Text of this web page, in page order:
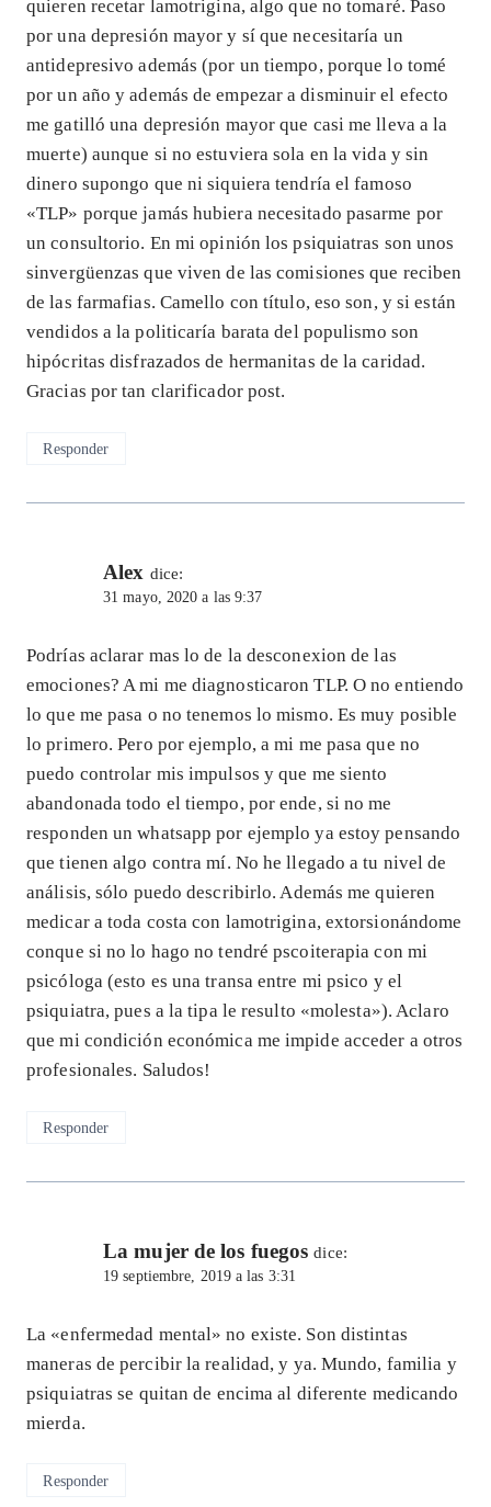
quieren recetar lamotrigina, algo que no tomaré. Paso
por una depresión mayor y sí que necesitaría un
antidepresivo además (por un tiempo, porque lo tomé
por un año y además de empezar a disminuir el efecto
me gatilló una depresión mayor que casi me lleva a la
muerte) aunque si no estuviera sola en la vida y sin
dinero supongo que ni siquiera tendría el famoso
«TLP» porque jamás hubiera necesitado pasarme por
un consultorio. En mi opinión los psiquiatras son unos
sinvergüenzas que viven de las comisiones que reciben
de las farmafias. Camello con título, eso son, y si están
vendidos a la politicaría barata del populismo son
hipócritas disfrazados de hermanitas de la caridad.
Gracias por tan clarificador post.
Responder
Alex dice:
31 mayo, 2020 a las 9:37
Podrías aclarar mas lo de la desconexion de las
emociones? A mi me diagnosticaron TLP. O no entiendo
lo que me pasa o no tenemos lo mismo. Es muy posible
lo primero. Pero por ejemplo, a mi me pasa que no
puedo controlar mis impulsos y que me siento
abandonada todo el tiempo, por ende, si no me
responden un whatsapp por ejemplo ya estoy pensando
que tienen algo contra mí. No he llegado a tu nivel de
análisis, sólo puedo describirlo. Además me quieren
medicar a toda costa con lamotrigina, extorsionándome
conque si no lo hago no tendré pscoiterapia con mi
psicóloga (esto es una transa entre mi psico y el
psiquiatra, pues a la tipa le resulto «molesta»). Aclaro
que mi condición económica me impide acceder a otros
profesionales. Saludos!
Responder
La mujer de los fuegos dice:
19 septiembre, 2019 a las 3:31
La «enfermedad mental» no existe. Son distintas
maneras de percibir la realidad, y ya. Mundo, familia y
psiquiatras se quitan de encima al diferente medicando
mierda.
Responder